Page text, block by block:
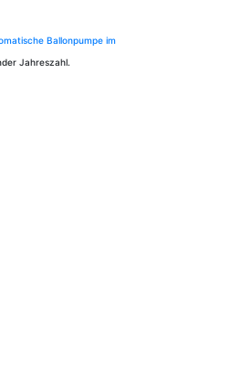
Ballonpumpe im
Jahreszahl.